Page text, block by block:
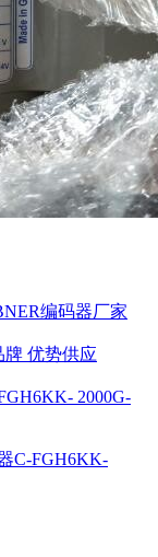
编码器厂家
牌 优势供应
2000G-
C-FGH6KK-